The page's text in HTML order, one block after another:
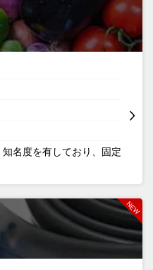
名度を有しており、固定